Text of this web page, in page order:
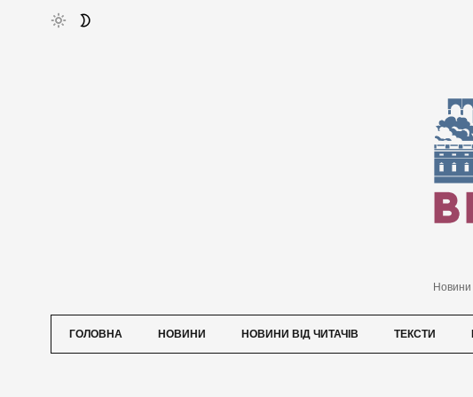
Новини
ГОЛОВНА НОВИНИ НОВИНИ ВІД ЧИТАЧІВ ТЕКСТИ